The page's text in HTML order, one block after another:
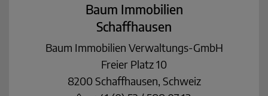
Baum Immobilien
Schaffhausen
Baum Immobilien Verwaltungs-GmbH
Freier Platz 10
8200 Schaffhausen, Schweiz